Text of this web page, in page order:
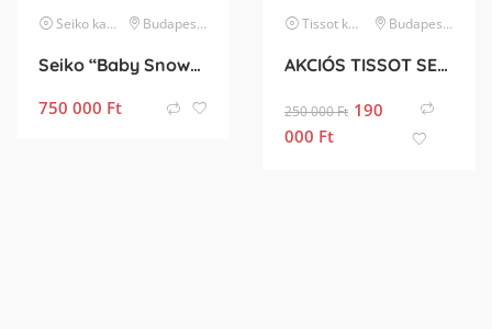
Seiko karóra Budapest II. kerület
Seiko “Baby Snowflake” Presage SJE073J1/SARA015 Limited Edition
750 000 Ft
Tissot karóra Budapest II. kerület
AKCIÓS TISSOT SEASTAR PROFESSIONAL 2000 BÚVÁRÓRA
250 000Ft 190
000 Ft